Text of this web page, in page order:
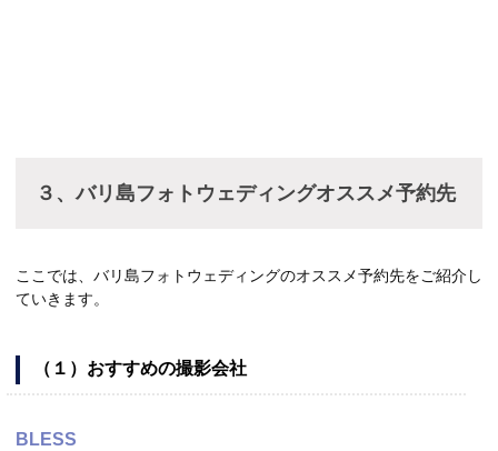
３、バリ島フォトウェディングオススメ予約先
ここでは、バリ島フォトウェディングのオススメ予約先をご紹介し
ていきます。
（１）おすすめの撮影会社
BLESS